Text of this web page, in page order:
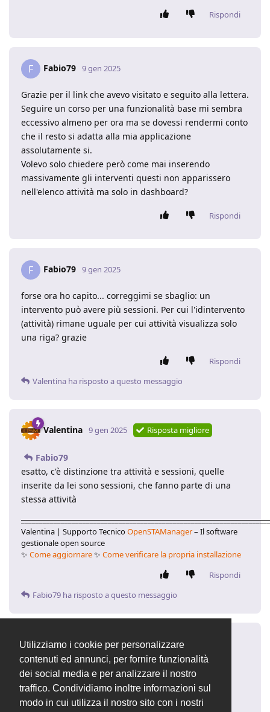
Utilizziamo i cookie per personalizzare
contenuti ed annunci, per fornire funzionalità
dei social media e per analizzare il nostro
traffico. Condividiamo inoltre informazioni sul
modo in cui utilizza il nostro sito con i nostri
Rispondi
F Fabio79 9 gen 2025
Grazie per il link che avevo visitato e seguito alla lettera.
Seguire un corso per una funzionalità base mi sembra
eccessivo almeno per ora ma se dovessi rendermi conto
che il resto si adatta alla mia applicazione
assolutamente si.
Volevo solo chiedere però come mai inserendo
massivamente gli interventi questi non apparissero
nell'elenco attività ma solo in dashboard?
Rispondi
F Fabio79 9 gen 2025
forse ora ho capito... correggimi se sbaglio: un
intervento può avere più sessioni. Per cui l'idintervento
(attività) rimane uguale per cui attività visualizza solo
una riga? grazie
Rispondi
Valentina ha risposto a questo messaggio
Valentina 9 gen 2025 Risposta migliore
Fabio79
esatto, c'è distinzione tra attività e sessioni, quelle
inserite da lei sono sessioni, che fanno parte di una
stessa attività
Valentina | Supporto TecnicoOpenSTAManager– Il software
gestionale open source
✨ Come aggiornare✨ Come verificare la propria installazione
Rispondi
Fabio79 ha risposto a questo messaggio
F Fabio79 10 gen 2025
Valentina la funzione duplica attività però ha
questa funzione! serve a quello no? che limiti ha
eventualmente? grazie